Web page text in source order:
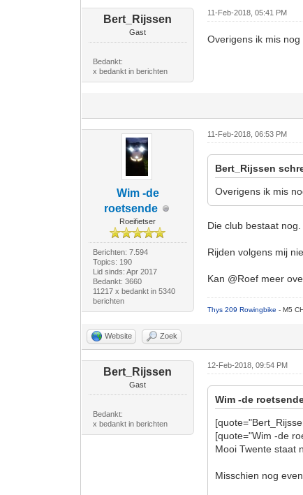
Bert_Rijssen
Gast
Bedankt:
x bedankt in berichten
11-Feb-2018, 05:41 PM
Overigens ik mis
Wim -de
roetsende
Roeifietser
Berichten: 7.594
Topics: 190
Lid sinds: Apr 2017
Bedankt: 3660
11217 x bedankt in 5340
berichten
11-Feb-2018, 06:53 PM
Bert_Rijssen
Overigens ik mis
Die club bestaat nog.
Rijden volgens mij
Kan @Roef meer
Thys 209 Rowingbike- M5
Website Zoek
Bert_Rijssen
Gast
Bedankt:
x bedankt in berichten
12-Feb-2018, 09:54 PM
Wim -de
[quote="Wim -de
Mooi Twente staat
Misschien nog